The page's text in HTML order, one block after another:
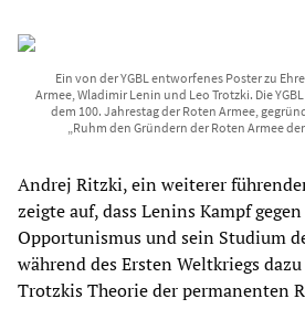
Ein von der YGBL entworfenes Poster zu
Armee, Wladimir Lenin und Leo Trotzki. Die
dem 100. Jahrestag der Roten Armee,
„Ruhm den Gründern der Roten Armee
Andrej Ritzki, ein weiterer
zeigte auf, dass Lenins Kampf
Opportunismus und sein Studium
während des Ersten Weltkriegs
Trotzkis Theorie der permanenten